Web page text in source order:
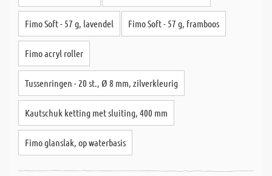
Fimo Soft - 57 g, lavendel Fimo Soft - 57 g, framboos
Fimo acryl roller
Tussenringen - 20 st., Ø 8 mm, zilverkleurig
Kautschuk ketting met sluiting, 400 mm
Fimo glanslak, op waterbasis